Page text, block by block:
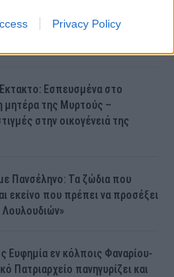
Privacy Policy
για τον θάνατο του
Ηλεία – Ο πατέρας του είχε
Εσπευσμένα στο
μητέρα της Μυρτούς –
στην οικογένειά της
Πανσέληνο: Τα ζώδια που
εκείνο που πρέπει να προσέξει
Λουλουδιών»
Ευφημία εν κόλποις Φαναρίου-
Πατριαρχείο πανηγυρίζει και